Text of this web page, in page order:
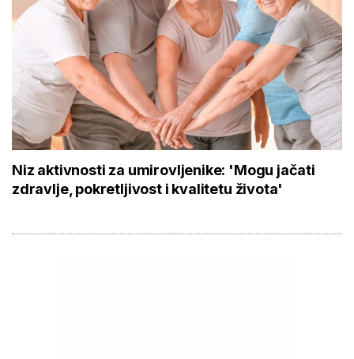
Niz aktivnosti za umirovljenike: 'Mogu jačati
zdravlje, pokretljivost i kvalitetu života'